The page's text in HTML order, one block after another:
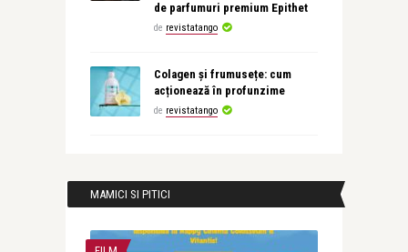
de parfumuri premium Epithet
de revistatango
Colagen și frumusețe: cum
acționează în profunzime
de revistatango
MAMICI SI PITICI